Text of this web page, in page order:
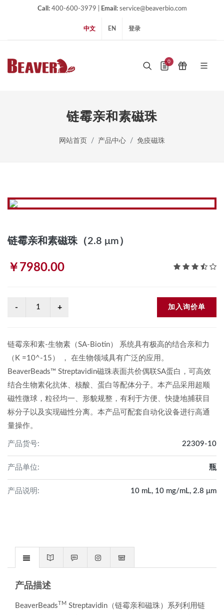
Call:400-600-3979 | Email:service@beaverbio.com
中文 EN 登录
0
链霉亲和素磁珠
网站首页 产品中心 免疫磁珠
链霉亲和素磁珠（2.8 μm）
￥7980.00
加入询价单
链霉亲和素-生物素（SA-Biotin） 系统具有极高的结合亲和力
（K =10^-15） ， 在生物领域具有广泛的应用。
BeaverBeads™ Streptavidin磁珠表面共价偶联SA蛋白，可高效
结合生物素化抗体、核酸、蛋白等配体分子。本产品采用超顺
磁性微球，粒径均一、形貌规整，有利于方便、快捷地捕获目
标分子以及实现磁性分离。本产品可配套自动化设备进行高通
量操作。
产品货号: 22309-10
产品单位: 瓶
产品说明: 10 mL, 10 mg/mL, 2.8 μm
产品描述
BeaverBeadsTM Streptavidin（链霉亲和磁珠）系列利用链